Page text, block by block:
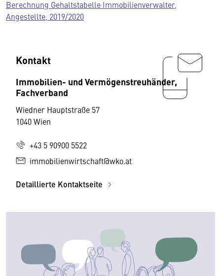
Berechnung Gehaltstabelle Immobilienverwalter,
Angestellte, 2019/2020
Kontakt
Immobilien- und Vermögenstreuhänder,
Fachverband
Wiedner Hauptstraße 57
1040 Wien
+43 5 90900 5522
immobilienwirtschaft@wko.at
Detaillierte Kontaktseite